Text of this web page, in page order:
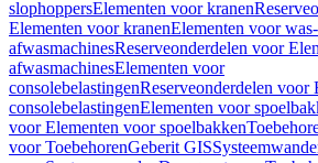
slophoppersElementen voor kranen
Elementen voor kranenElementen voor
afwasmachinesReserveonderdelen voor
afwasmachinesElementen voor
consolebelastingenReserveonderdelen voor
consolebelastingenElementen voor
voor Elementen voor spoelbakken
voor ToebehorenGeberit GIS